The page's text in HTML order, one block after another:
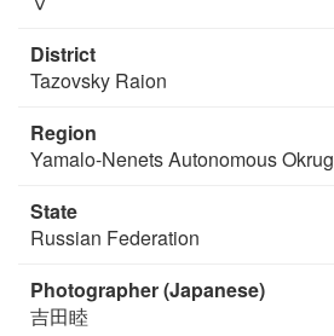
District
Tazovsky Raion
Region
Yamalo-Nenets Autonomous Okrug
State
Russian Federation
Photographer (Japanese)
吉田睦